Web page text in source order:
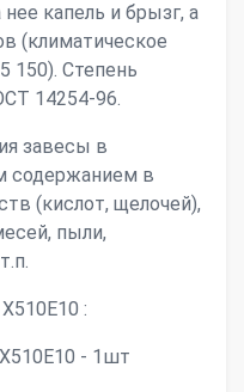
капель и брызг, а
(климатическое
150). Степень
14254-96.
завесы в
содержанием в
(кислот, щелочей),
пыли,
:
- 1шт